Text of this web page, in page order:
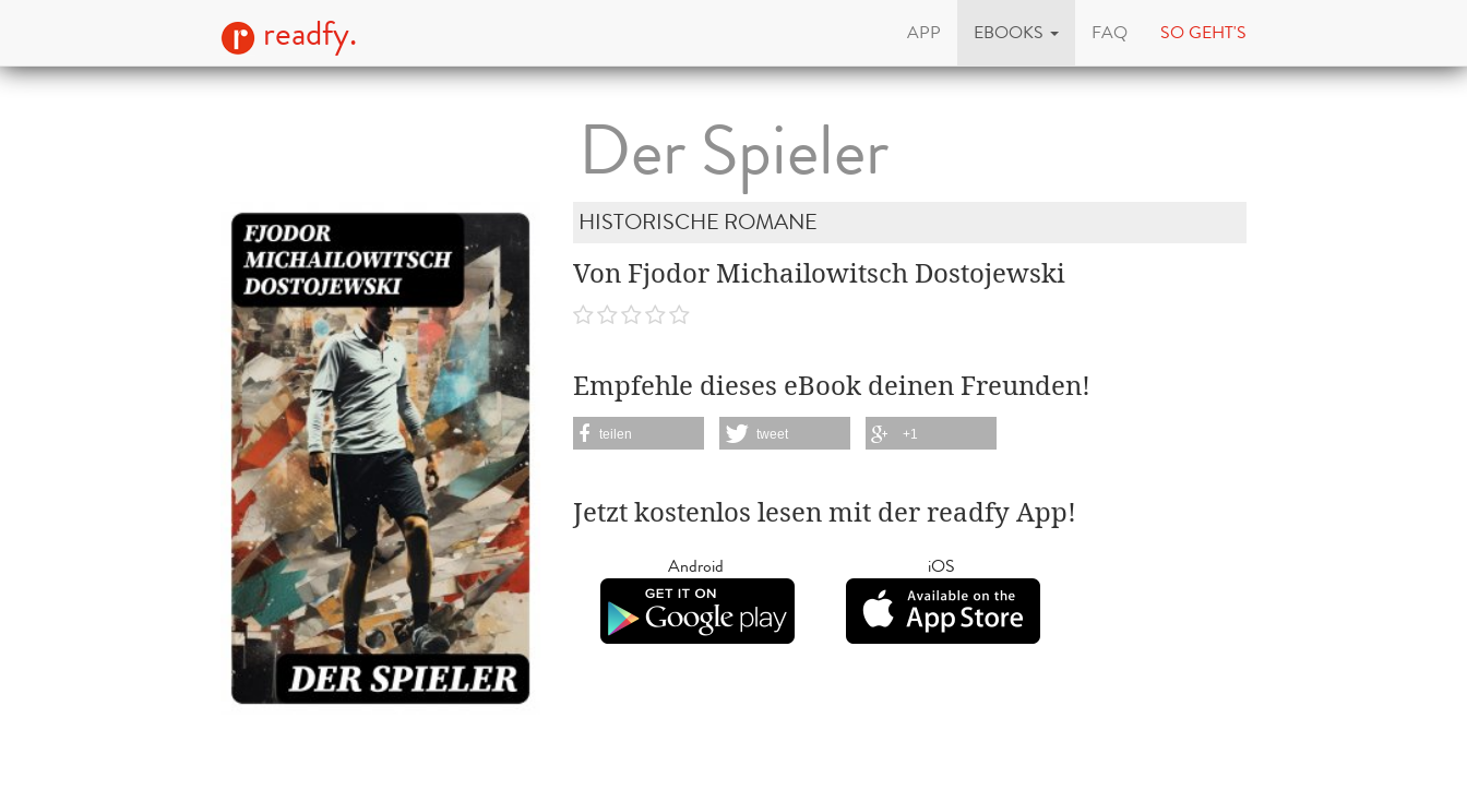
readfy. APP EBOOKS FAQ SO GEHT'S
Der Spieler
HISTORISCHE ROMANE
Von Fjodor Michailowitsch Dostojewski
Empfehle dieses eBook deinen Freunden!
teilen tweet +1
Jetzt kostenlos lesen mit der readfy App!
Android iOS